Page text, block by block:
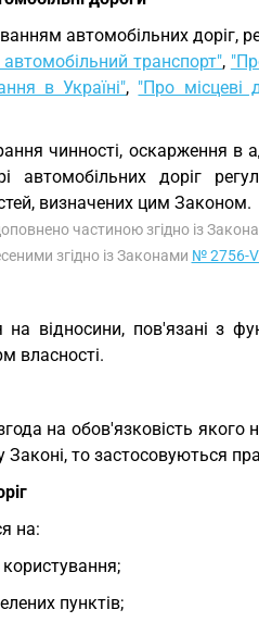
автомобільних
транспорт",
в Україні", "Про місцеві
чинності, оскарження в
автомобільних доріг
визначених цим Законом.
частиною згідно із
згідно із Законами № 2756-
відносини, пов'язані з
власності.
на обов'язковість якого
Законі, то застосовуються
на:
пунктів;